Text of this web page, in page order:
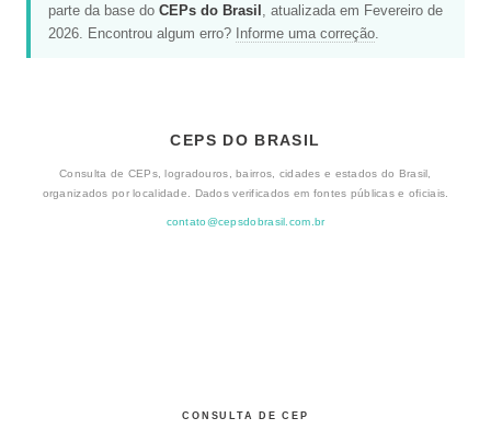
parte da base do CEPs do Brasil , atualizada em Fevereiro de
2026. Encontrou algum erro? Informe uma correção
CEPS DO BRASIL
Consulta de CEPs, logradouros, bairros, cidades e estados do Brasil,
organizados por localidade. Dados verificados em fontes públicas e oficiais.
contato@cepsdobrasil.com.br
CONSULTA DE CEP